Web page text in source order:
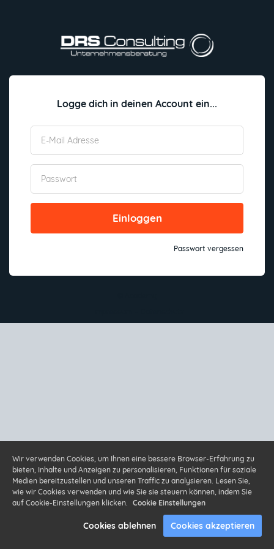
Logge dich in deinen Account ein...
Einloggen
Passwort vergessen
Wir verwenden Cookies, um Ihnen eine bessere Browser-Erfahrung zu
bieten, Inhalte und Anzeigen zu personalisieren, Funktionen für soziale
Medien bereitzustellen und unseren Traffic zu analysieren. Lesen Sie,
wie wir Cookies verwenden und wie Sie sie steuern können, indem Sie
auf Cookie-Einstellungen klicken. Cookie Einstellungen
Cookies ablehnen Cookies akzeptieren